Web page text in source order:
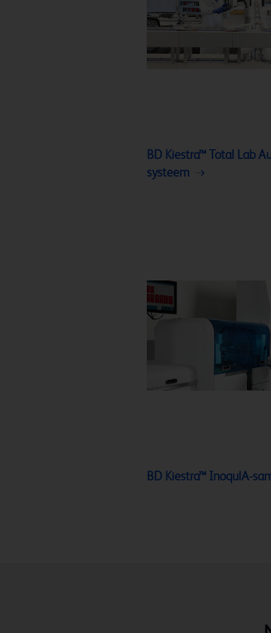
BD Kiestra™ Total Lab
systeem
BD Kiestra™ InoqulA-